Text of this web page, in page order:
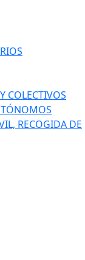
COLECTIVOS
RECOGIDA DE